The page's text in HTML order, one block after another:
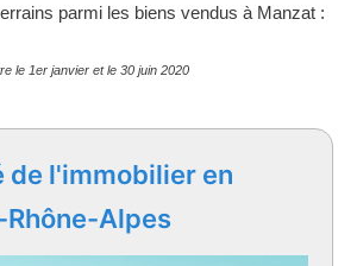
parmi les biens vendus à Manzat :
le 1er janvier et le 30 juin 2020
de l'immobilier en
Alpes